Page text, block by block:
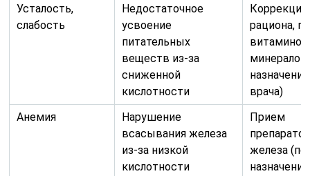
Усталость,
слабость
Недостаточное
усвоение
питательных
веществ из-за
сниженной
кислотности
Коррекция
рациона,
минералов
врача)
Анемия
Нарушение
всасывания железа
из-за низкой
кислотности
Прием
железа (по